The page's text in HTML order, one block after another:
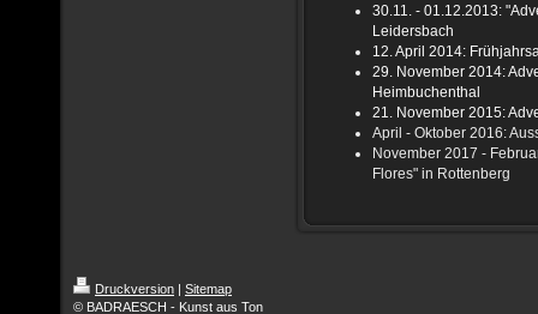
30.11. - 01.12.2013:
Leidersbach
12. April 2014:
29. November 2014:
Heimbuchenthal
21. November 2015:
April - Oktober 2016:
November 2017 -
Flores" in Rottenberg
Druckversion | Sitemap
© BADRAESCH - Kunst aus Ton